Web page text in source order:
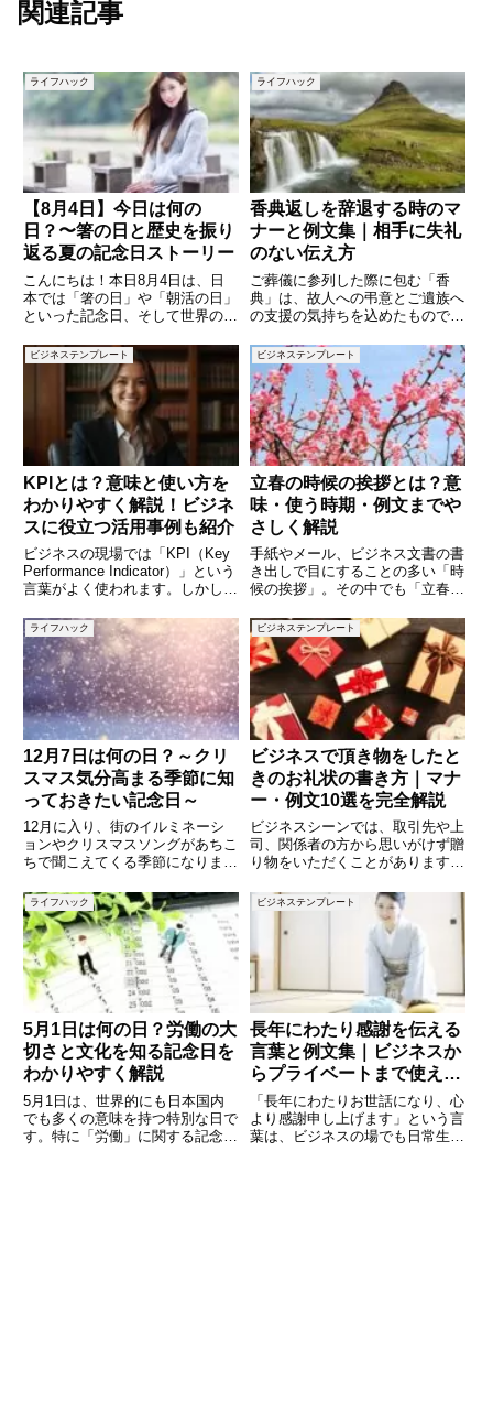
関連記事
ライフハック
【8月4日】今日は何の
日？〜箸の日と歴史を振り
返る夏の記念日ストーリー
こんにちは！本日8月4日は、日
本では「箸の日」や「朝活の日」
といった記念日、そして世界の歴
すべき日です。本記事では、箸や
朝活の文化的意義から、銀座で日
本初のビヤホール誕生の歴史、さ
らには世界の重要な記念日や歴史
ライフハック
香典返しを辞退する時のマ
ナーと例文集｜相手に失礼
のない伝え方
ご葬儀に参列した際に包む「香
典」は、故人への弔意とご遺族へ
の支援の気持ちを込めたもので
が「香典返し」ですが、時には
「香典返しは不要です」と伝えた
い場面もあります。たとえば、親
しい間柄で金銭のやり取りを避け
たい場
ビジネステンプレート
KPIとは？意味と使い方を
わかりやすく解説！ビジネ
スに役立つ活用事例も紹介
ビジネスの現場では「KPI（Key
Performance Indicator）」という
言葉がよく使われます。しかし、
か？」「どのように活用すればい
いのか？」と疑問に思う方も多い
でしょう。KPIとは、目標達成の
た
ビジネステンプレート
立春の時候の挨拶とは？意
味・使う時期・例文までや
さしく解説
手紙やメール、ビジネス文書の書
き出しで目にすることの多い「時
候の挨拶」。その中でも「立春」
目として、古くから挨拶文に用い
られてきました。ただし、実際の
気候はまだ寒さが厳しく、「どの
ような表現を使えばよいのか分か
ライフハック
12月7日は何の日？～クリ
スマス気分高まる季節に知
っておきたい記念日～
12月に入り、街のイルミネーシ
ョンやクリスマスソングがあちこ
ちで聞こえてくる季節になりまし
ざまな記念日が制定されていま
す。普段は何気なく過ぎていく日
でも、由来や意味を知ることで一
日を少し特別に感じられるもので
ビジネステンプレート
ビジネスで頂き物をしたと
きのお礼状の書き方｜マナ
ー・例文10選を完全解説
ビジネスシーンでは、取引先や上
司、関係者の方から思いがけず贈
り物をいただくことがあります。
謝の気持ちを丁寧に伝える「お礼
状」です。しかし、「お礼状には
何を書けばいいのか」「どのタイ
ミングで送るべきなのか」「メー
ライフハック
5月1日は何の日？労働の大
切さと文化を知る記念日を
わかりやすく解説
5月1日は、世界的にも日本国内
でも多くの意味を持つ特別な日で
す。特に「労働」に関する記念日
ビジネステンプレート
長年にわたり感謝を伝える
言葉と例文集｜ビジネスか
らプライベートまで使える
表現
「長年にわたりお世話になり、心
より感謝申し上げます」という言
葉は、ビジネスの場でも日常生活